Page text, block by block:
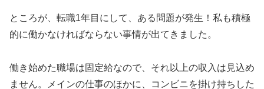
ところが、転職1年目にして、ある問題が発生！私も積極
的に働かなければならない事情が出てきました。
働き始めた職場は固定給なので、それ以上の収入は見込め
ません。メインの仕事のほかに、コンビニを掛け持ちした